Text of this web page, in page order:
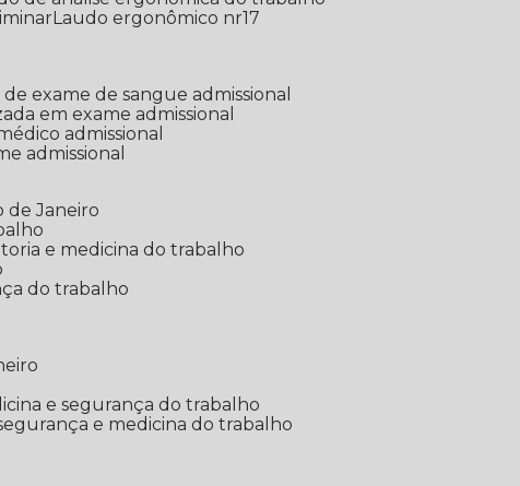
Laudo ergonômico nr17
de exame de sangue admissional
em exame admissional
admissional
admissional
de Janeiro
e medicina do trabalho
do trabalho
e segurança do trabalho
segurança e medicina do trabalho